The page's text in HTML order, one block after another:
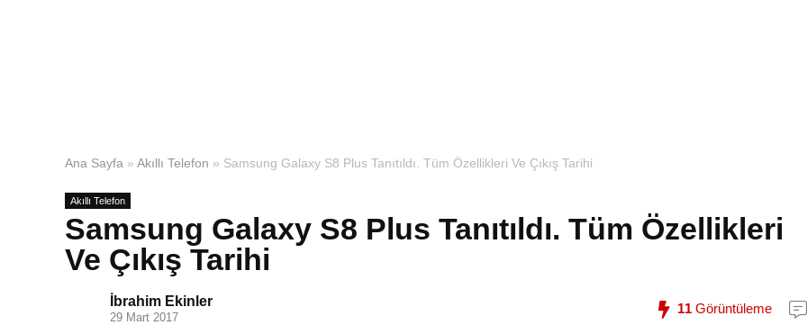
Ana Sayfa » Akıllı Telefon » Samsung Galaxy S8 Plus Tanıtıldı. Tüm Özellikleri Ve Çıkış Tarihi
Akıllı Telefon
Samsung Galaxy S8 Plus Tanıtıldı. Tüm Özellikleri
Ve Çıkış Tarihi
İbrahim Ekinler
29 Mart 2017
11 Görüntüleme